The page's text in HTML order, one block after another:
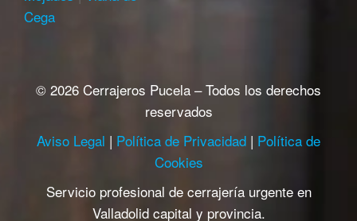
Cega
© 2026 Cerrajeros Pucela – Todos los derechos
reservados
Aviso Legal | Política de Privacidad | Política de
Cookies
Servicio profesional de cerrajería urgente en
Valladolid capital y provincia.